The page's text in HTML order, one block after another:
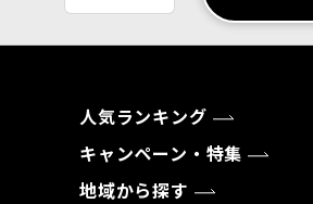
人気ランキング
キャンペーン・特集
地域から探す